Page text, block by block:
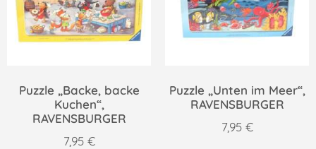
Puzzle „Backe, backe
Kuchen“,
RAVENSBURGER
7,95 €
Puzzle „Unten im Meer“,
RAVENSBURGER
7,95 €